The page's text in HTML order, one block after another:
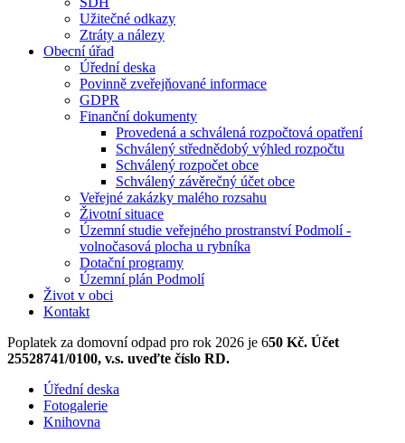
Užitečné odkazy
Ztráty a nálezy
Obecní úřad
Úřední deska
Povinně zveřejňované informace
GDPR
Finanční dokumenty
Provedená a schválená rozpočtová opatření
Schválený střednědobý výhled rozpočtu
Schválený rozpočet obce
Schválený závěrečný účet obce
Veřejné zakázky malého rozsahu
Životní situace
Územní studie veřejného prostranství Podmolí -
volnočasová plocha u rybníka
Dotační programy
Územní plán Podmolí
Život v obci
Kontakt
Poplatek za domovní odpad pro rok 2026 je 650 Kč. Účet
25528741/0100, v.s. uveďte číslo RD.
Úřední deska
Fotogalerie
Knihovna